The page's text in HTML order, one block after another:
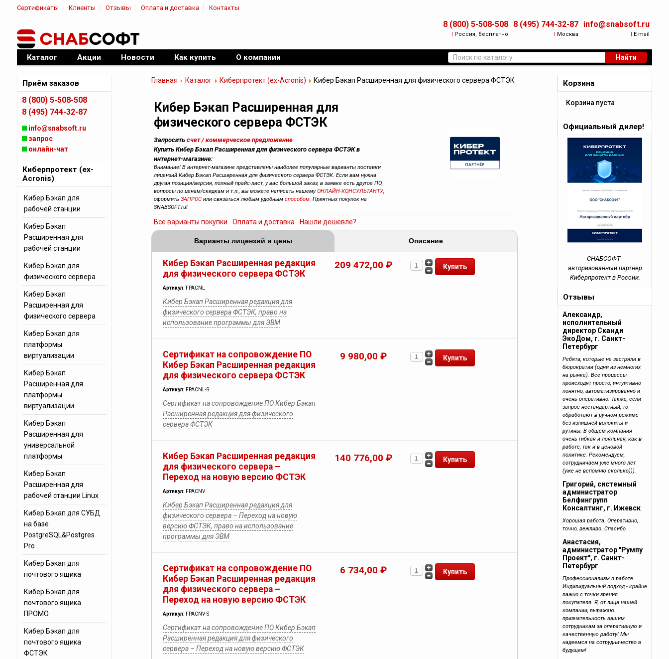
Сертификаты Клиенты Отзывы Оплата и доставка Контакты
8 (800) 5-508-508
| Россия, бесплатно
8 (495) 744-32-87
| Москва
info@snabsoft.ru
| E-mail
Официальный дилер ПО
Каталог Акции Новости Как купить О компании Найти
Главная Каталог Киберпротект (ex-Acronis) Кибер Бэкап Расширенная для физического сервера ФСТЭК
Кибер Бэкап Расширенная для
физического сервера ФСТЭК
Запросить счет / коммерческое предложение
Купить Кибер Бэкап Расширенная для физического сервера ФСТЭК в
интернет-магазине:
Внимание! В интернет-магазине представлены наиболее популярные варианты поставки
лицензий Кибер Бэкап Расширенная для физического сервера ФСТЭК. Если вам нужна
другая позиция/версия, полный прайс-лист, у вас большой заказ, в заявке есть другое ПО,
вопросы по ценам/скидкам и т.п., вы можете написать нашемуОНЛАЙН-КОНСУЛЬТАНТУ,
оформить ЗАПРОСили связаться любым удобным способом. Приятных покупок на
SNABSOFT.ru!
Все варианты покупки Оплата и доставка Нашли дешевле?
Варианты лицензий и цены Описание
Кибер Бэкап Расширенная редакция
для физического сервера ФСТЭК
Артикул: FPACNL
Кибер Бэкап Расширенная редакция для
физического сервера ФСТЭК, право на
использование программы для ЭВМ
209 472,00 ₽
Сертификат на сопровождение ПО
Кибер Бэкап Расширенная редакция
для физического сервера ФСТЭК
Артикул: FPACNL-S
Сертификат на сопровождение ПО Кибер Бэкап
Расширенная редакция для физического
сервера ФСТЭК
9 980,00 ₽
Кибер Бэкап Расширенная редакция
для физического сервера –
Переход на новую версию ФСТЭК
Артикул: FPACNV
Кибер Бэкап Расширенная редакция для
физического сервера – Переход на новую
версию ФСТЭК, право на использование
программы для ЭВМ
140 776,00 ₽
Сертификат на сопровождение ПО
Кибер Бэкап Расширенная редакция
для физического сервера –
Переход на новую версию ФСТЭК
Артикул: FPACNV-S
Сертификат на сопровождение ПО Кибер Бэкап
Расширенная редакция для физического
сервера – Переход на новую версию ФСТЭК
6 734,00 ₽
Приём заказов
8 (800) 5-508-508
8 (495) 744-32-87
info@snabsoft.ru
запрос
онлайн-чат
Киберпротект (ex-
Acronis)
Кибер Бэкап для
рабочей станции
Кибер Бэкап
Расширенная для
рабочей станции
Кибер Бэкап для
физического сервера
Кибер Бэкап
Расширенная для
физического сервера
Кибер Бэкап для
платформы
виртуализации
Кибер Бэкап
Расширенная для
платформы
виртуализации
Кибер Бэкап
Расширенная для
универсальной
платформы
Кибер Бэкап
Расширенная для
рабочей станции Linux
Кибер Бэкап для СУБД
на базе
PostgreSQL&Postgres
Pro
Кибер Бэкап для
почтового ящика
Кибер Бэкап для
почтового ящика
ПРОМО
Кибер Бэкап для
почтового ящика
ФСТЭК
Корзина
Корзина пуста
Официальный дилер!
СНАБСОФТ -
авторизованный партнер
Киберпротект в России.
Отзывы
Александр,
исполнительный
директор Сканди
ЭкоДом, г. Санкт-
Петербург
Ребята, которые не застряли в
бюрократии (одни из немногих
на рынке). Все процессы
происходят просто, интуитивно
понятно, автоматизированно и
очень оперативно. Также, если
запрос нестандартный, то
обработают в ручном режиме
без излишней волокиты и
рутины. В общем компания
очень гибкая и лояльная, как в
работе, так и в ценовой
политике. Рекомендуем,
сотрудничаем уже много лет
(уже не вспомню сколько))).
Григорий, системный
администратор
Белфингрупп
Консалтинг, г. Ижевск
Хорошая работа. Оперативно,
точно, вежливо. Спасибо.
Анастасия,
администратор "Румпу
Проект", г. Санкт-
Петербург
Профессионализм в работе.
Индивидуальный подход - крайне
важно с точки зрения
покупателя. Я, от лица нашей
компании, выражаю
признательность вашим
сотрудникам за оперативную и
качественную работу! Мы
надеемся на сотрудничество в
будущем!